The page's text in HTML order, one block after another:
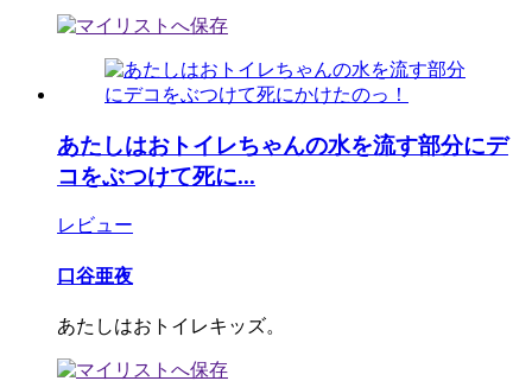
あたしはおトイレちゃんの水を流す部分にデ
コをぶつけて死に...
レビュー
口谷亜夜
あたしはおトイレキッズ。